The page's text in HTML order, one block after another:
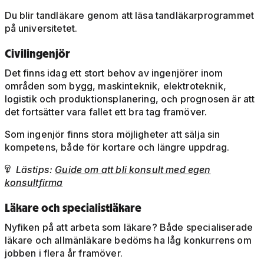
Du blir tandläkare genom att läsa tandläkarprogrammet
på universitetet.
Civilingenjör
Det finns idag ett stort behov av ingenjörer inom
områden som bygg, maskinteknik, elektroteknik,
logistik och produktionsplanering, och prognosen är att
det fortsätter vara fallet ett bra tag framöver.
Som ingenjör finns stora möjligheter att sälja sin
kompetens, både för kortare och längre uppdrag.
 Lästips: Guide om att bli konsult med egen
konsultfirma
Läkare och specialistläkare
Nyfiken på att arbeta som läkare? Både specialiserade
läkare och allmänläkare bedöms ha låg konkurrens om
jobben i flera år framöver.